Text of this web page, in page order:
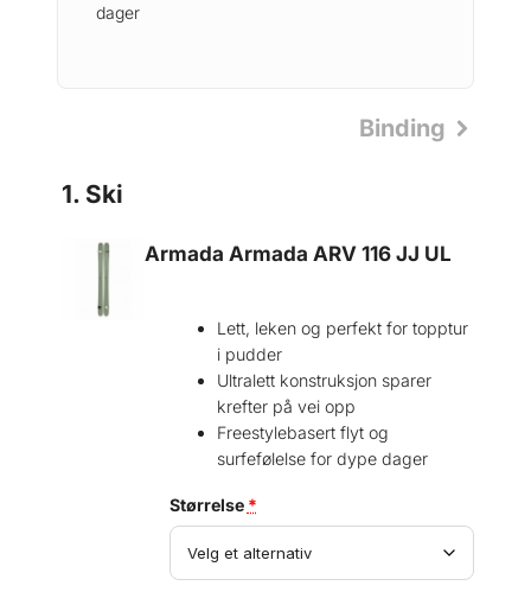
v
9
.
:
r
6
9
3
8
1
0
.
dager
Binding
1 Ski
Armada Armada ARV 116 JJ UL
Lett, leken og perfekt for topptur
i pudder
Ultralett konstruksjon sparer
krefter på vei opp
Freestylebasert flyt og
surfefølelse for dype dager
Størrelse (for
*